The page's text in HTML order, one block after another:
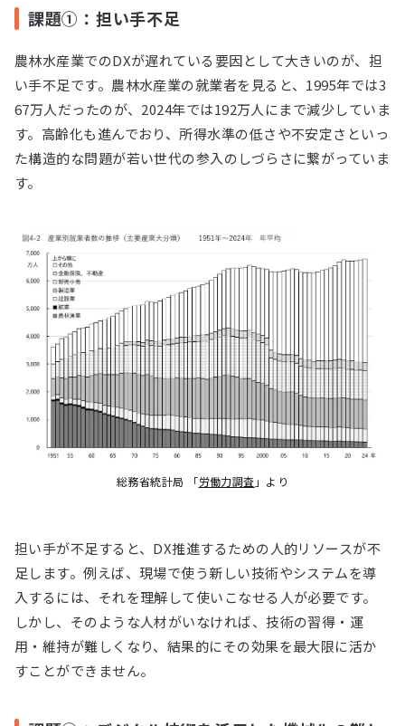
課題①：担い手不足
農林水産業でのDXが遅れている要因として大きいのが、担
い手不足です。農林水産業の就業者を見ると、1995年では3
67万人だったのが、2024年では192万人にまで減少していま
す。高齢化も進んでおり、所得水準の低さや不安定さといっ
た構造的な問題が若い世代の参入のしづらさに繋がっていま
す。
総務省統計局 「労働力調査 」より
担い手が不足すると、DX推進するための人的リソースが不
足します。例えば、現場で使う新しい技術やシステムを導
入するには、それを理解して使いこなせる人が必要です。
しかし、そのような人材がいなければ、技術の習得・運
用・維持が難しくなり、結果的にその効果を最大限に活か
すことができません。